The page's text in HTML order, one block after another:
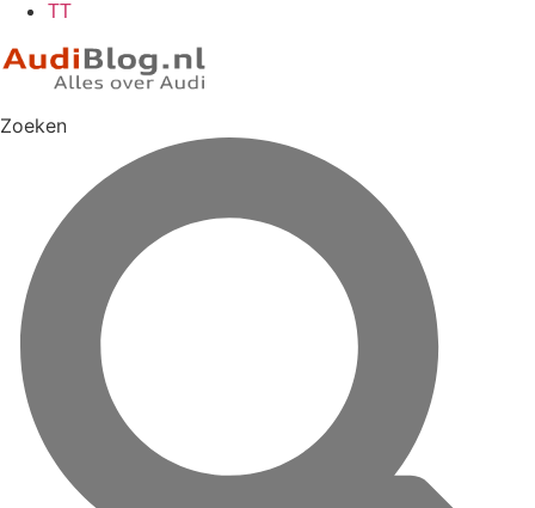
TT
Zoeken